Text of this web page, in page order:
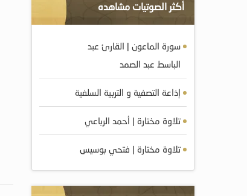
أكثر الصوتيات مشاهده
سورة الماعون | القارئ عبد
الباسط عبد الصمد
إذاعة التصفية و التربية السلفية
تلاوة مختارة | أحمد الرباعي
تلاوة مختارة | فتحي بوسيس